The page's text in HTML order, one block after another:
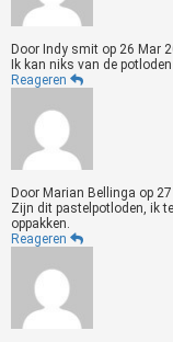
Door Indy smit op 26 Mar
Ik kan niks van de
Reageren
Door Marian Bellinga op
Zijn dit pastelpotloden, ik
oppakken.
Reageren